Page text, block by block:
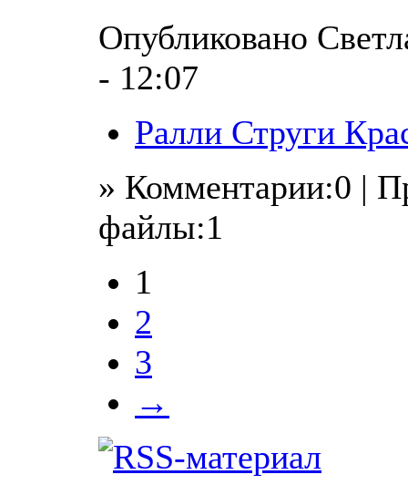
Опубликовано
- 12:07
Ралли Струги
» Комментарии:0 |
файлы:1
1
2
3
→